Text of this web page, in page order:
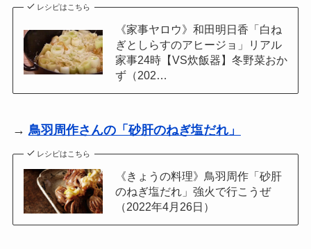
レシピはこちら
《家事ヤロウ》和田明日香「白ね
ぎとしらすのアヒージョ」リアル
家事24時【VS炊飯器】冬野菜おか
ず（202…
→ 鳥羽周作さんの「砂肝のねぎ塩だれ」
レシピはこちら
《きょうの料理》鳥羽周作「砂肝
のねぎ塩だれ」強火で行こうぜ
（2022年4月26日）